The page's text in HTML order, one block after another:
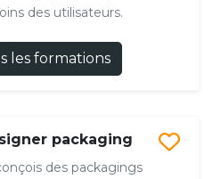
des utilisateurs.
les formations
packaging
des packagings